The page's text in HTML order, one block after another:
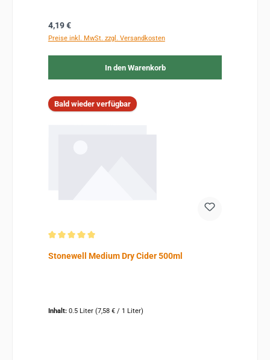
Regulärer Preis:
4,19 €
Preise inkl. MwSt. zzgl. Versandkosten
In den Warenkorb
Bald wieder verfügbar
Stonewell Medium Dry Cider 500ml
Inhalt: 0.5 Liter (7,58 € / 1 Liter)